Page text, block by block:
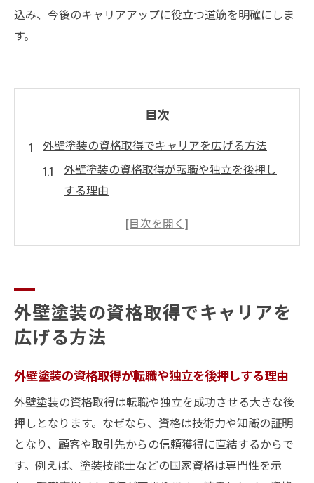
込み、今後のキャリアアップに役立つ道筋を明確にしま
す。
目次
外壁塗装の資格取得でキャリアを広げる方法
外壁塗装の資格取得が転職や独立を後押し
する理由
塗装業で必要な外壁塗装資格の選び方とポ
外壁塗装資格取得で信頼される職人になる
方法
塗装業の資格が外壁塗装業界で重視される
理由とは
外壁塗装資格取得後のキャリアパスを具体
例で紹介
塗装技術の習得に役立つ資格一覧を解説
塗装資格一覧から外壁塗装に最適な資格を
外壁塗装の資格取得でキャリアを
広げる方法
外壁塗装の資格取得が転職や独立を後押しする理由
外壁塗装の資格取得は転職や独立を成功させる大きな後
押しとなります。なぜなら、資格は技術力や知識の証明
となり、顧客や取引先からの信頼獲得に直結するからで
す。例えば、塗装技能士などの国家資格は専門性を示